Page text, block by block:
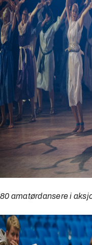
80 amatørdansere i